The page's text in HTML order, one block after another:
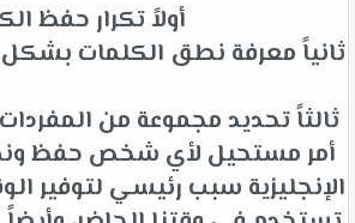
أولاً تكرار حفظ
ثانياً معرفة نطق الكلمات
ثالثاً تحديد مجموعة من
أمر مستحيل لأي شخص حفظ
الإنجليزية سبب رئيسي لتوفير